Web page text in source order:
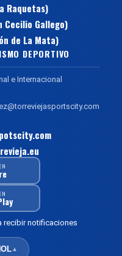
Raquetas)
Cecilio Gallego)
de La Mata)
DEPORTIVO
e Internacional
recibir notificaciones
▲